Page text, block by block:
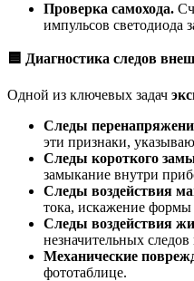
Проверка самохода.
импульсов светодиода
🟦 Диагностика следов
Одной из ключевых задач
Следы
эти признаки,
Следы короткого
замыкание внутри
Следы воздействия
тока, искажение формы
Следы воздействия
незначительных следов
Механические
фототаблице.